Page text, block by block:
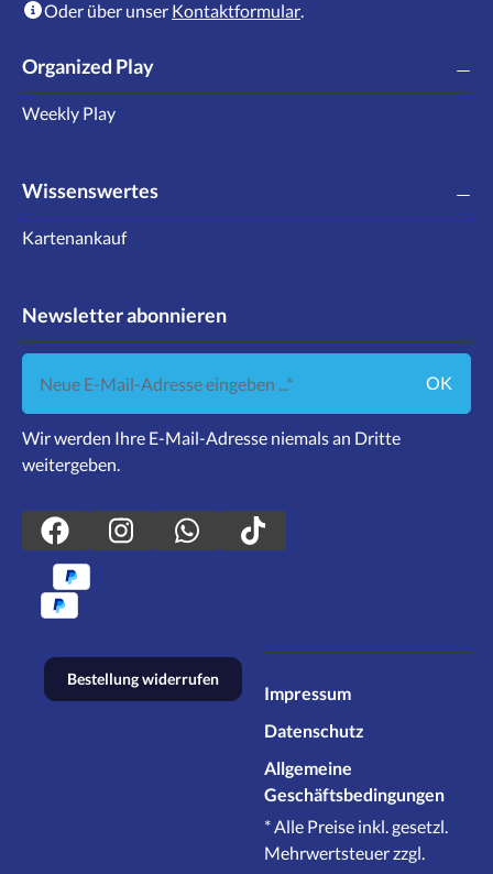
Oder über unser Kontaktformular
Organized Play
Weekly Play
Wissenswertes
Kartenankauf
Newsletter abonnieren
Neue E-Mail-Adresse eingeben ...
OK
Wir werden Ihre E-Mail-Adresse niemals an Dritte
weitergeben.
Bestellung widerrufen
Impressum
Datenschutz
Allgemeine
Geschäftsbedingungen
* Alle Preise inkl. gesetzl.
Mehrwertsteuer zzgl.